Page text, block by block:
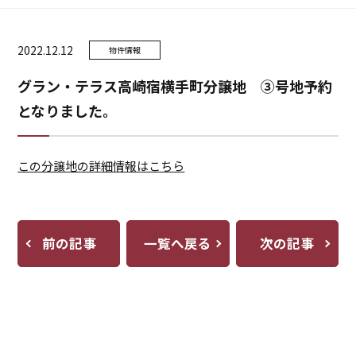
2022.12.12 物件情報
グラン・テラス高崎宿横手町分譲地 ③号地予約
となりました。
この分譲地の詳細情報はこちら
前の記事 一覧へ戻る 次の記事